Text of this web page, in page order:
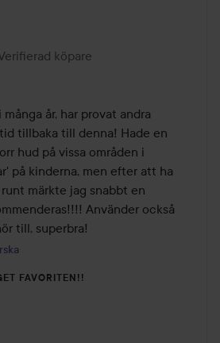
1 år
köpare
år, har provat andra
tillbaka till denna! Hade en
hud på vissa områden i
på kinderna, men efter att ha
märkte jag snabbt en
Använder också
till, superbra!
FAVORITEN!!